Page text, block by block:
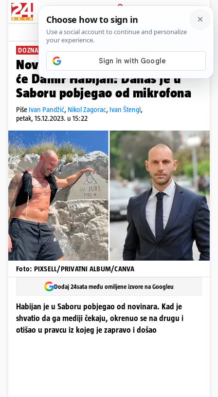
PRIJAVA
News Komentari
DOZNAJEMO
Novi ministar gospodarstva bit
će Damir Habijan: Danas je u
Saboru pobjegao od mikrofona
Piše Ivan Pandžić, Nikol Zagorac, Ivan Štengl,
petak, 15.12.2023. u 15:22
Foto: PIXSELL/PRIVATNI ALBUM/CANVA
Dodaj 24sata među omiljene izvore na Googleu
Habijan je u Saboru pobjegao od novinara. Kad je
shvatio da ga mediji čekaju, okrenuo se na drugu i
otišao u pravcu iz kojeg je zapravo i došao